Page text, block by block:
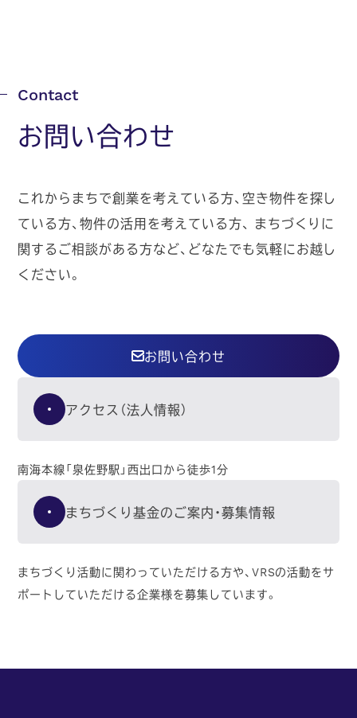
お問い合わせ
これからまちで創業を考えている方、空き物件を探し
ている方、物件の活用を考えている方、 まちづくりに
関するご相談がある方など、どなたでも気軽にお越し
ください。
お問い合わせ
アクセス（法人情報）
南海本線「泉佐野駅」西出口から徒歩1分
まちづくり基金のご案内・募集情報
まちづくり活動に関わっていただける方や、VRSの活動をサ
ポートしていただける企業様を募集しています。